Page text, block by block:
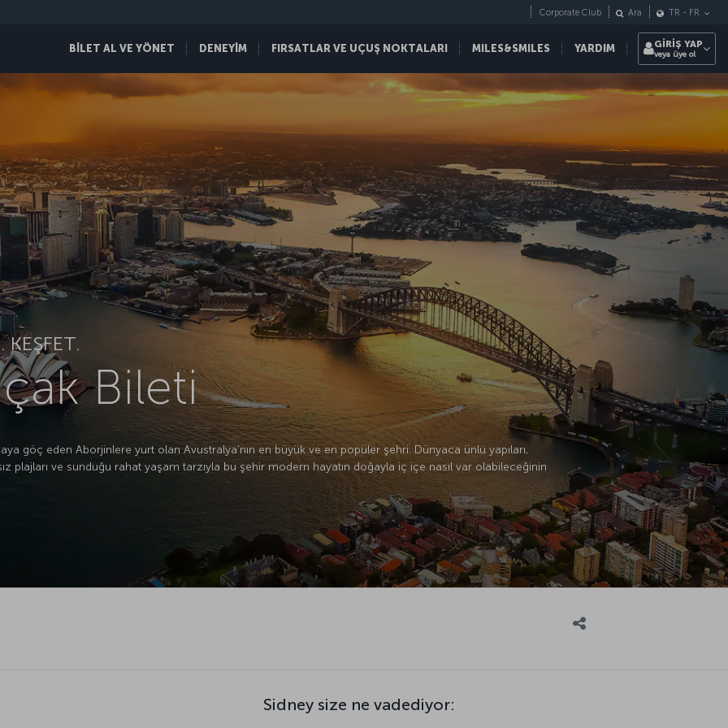
BİLET AL VE YÖNET DENEYİM FIRSATLAR VE UÇUŞ NOKTALARI MILES&SMILES YARDIM
Corporate Club Ara TR - FR
GİRİŞ YAP
veya üye ol
Bileti
göç eden Aborjinlere yurt olan Avustralya’nın en büyük ve en popüler şehri. Dünyaca ünlü yapıları,
plajları ve sunduğu rahat yaşam tarzıyla bu şehir modern hayatın doğayla iç içe nasıl var olabileceğinin
Sidney size ne vadediyor: